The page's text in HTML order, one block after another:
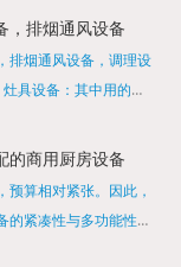
，排烟通风设备
排烟通风设备，调理设
具设备：其中用的较
设备才能进行使用，
的商用厨房设备
算相对紧张。因此，
的紧凑性与多功能性。